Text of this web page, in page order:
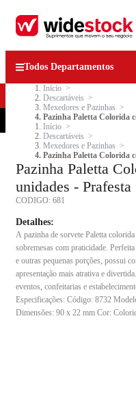
Todos Departamentos
Início
Descartáveis
Mexedores e Pazinhas
Pazinha Paletta Colorida
Início
Descartáveis
Mexedores e Pazinhas
Pazinha Paletta Colorida
Pazinha Paletta
unidades - Prafesta
CODIGO: 681
Detalhes:
A pazinha de sorvete Paletta
sobremesas com praticidade.
e outras pequenas porções, possui
apresentação mais atrativa e
eventos, confeitarias e
Especificações: Código: 8732
Dimensões: 90 x 22 mm Cor: